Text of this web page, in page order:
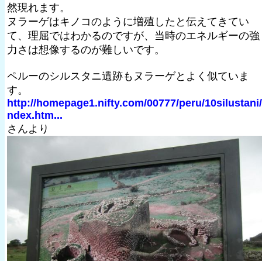
然現れます。
ヌラーゲはキノコのように増殖したと伝えてきてい
て、理屈ではわかるのですが、当時のエネルギーの強
力さは想像するのが難しいです。
ペルーのシルスタニ遺跡もヌラーゲとよく似ていま
す。
http://homepage1.nifty.com/00777/peru/
ndex.htm...
さんより